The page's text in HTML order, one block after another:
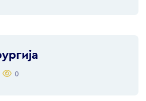
0